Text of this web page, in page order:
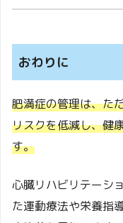
おわりに
肥満症の管理は、た
リスクを低減し、健
す。
心臓リハビリテーシ
た運動療法や栄養指